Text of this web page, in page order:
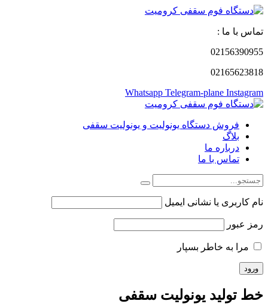
تماس با ما :
02156390955
02165623818
Whatsapp Telegram-plane Instagram
فروش دستگاه یونولیت و یونولیت سقفی
بلاگ
درباره ما
تماس با ما
نام کاربری یا نشانی ایمیل
رمز عبور
مرا به خاطر بسپار
خط تولید یونولیت سقفی